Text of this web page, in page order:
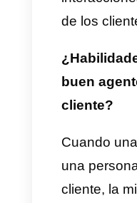
ámbitos
Es así,
–